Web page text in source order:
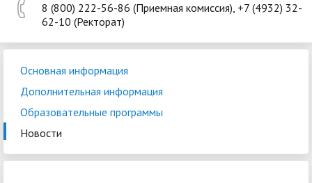
8 (800) 222-56-86 (Приемная комиссия), +7 (4932) 32-
62-10 (Ректорат)
Основная информация
Дополнительная информация
Образовательные программы
Новости